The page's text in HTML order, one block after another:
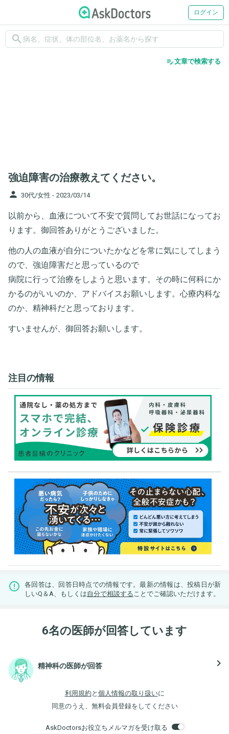
ログイン
search
edit_note文章で検索する
強迫障害の治療教えてください。
person 30代/女性 - 2023/03/14
以前から、血液について不安で質問してお世話になってお
ります。御回答ありがとうございました。
他の人の血液が自分についたかなどを常に気にしてしまう
ので、強迫障害だと思っているので
病院に行って治療をしようと思います。その時に何科にか
かるのがいいのか、アドバイスお願いします。心療内科な
のか、精神科だと思っております。
すいませんが、御回答お願いします。
注目の情報
各回答は、回答日時点での情報です。最新の情報は、投稿日が新
しいQ＆A、もしくは自分で相談する ことでご確認いただけます。
6名の医師が回答しています
精神科の医師が回答 navigate_next
利用規約 と 個人情報の取り扱いに
同意のうえ、無料会員登録をしてください
AskDoctorsお役立ちメルマガを受け取る